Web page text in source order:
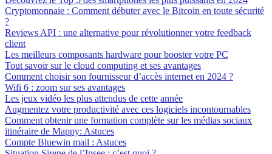
Cryptomonnaie : Comment débuter avec le Bitcoin en toute sécurité
?
Reviews API : une alternative pour révolutionner votre feedback
client
Les meilleurs composants hardware pour booster votre PC
Tout savoir sur le cloud computing et ses avantages
Comment choisir son fournisseur d’accès internet en 2024 ?
Wifi 6 : zoom sur ses avantages
Les jeux vidéo les plus attendus de cette année
Augmentez votre productivité avec ces logiciels incontournables
Comment obtenir une formation complète sur les médias sociaux
itinéraire de Mappy: Astuces
Compte Bluewin mail : Astuces